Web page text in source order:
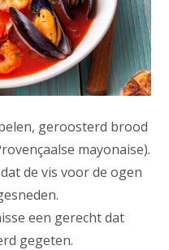
geroosterd brood
mayonaise).
de vis voor de ogen
een gerecht dat
gegeten.